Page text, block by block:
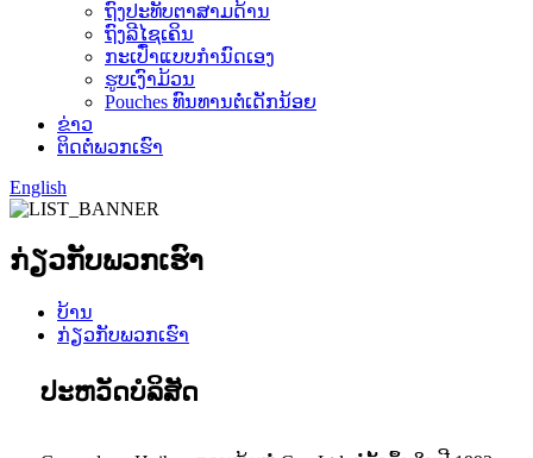
ຖົງປະທັບຕາສາມດ້ານ
ຖົງລີໄຊເຄິນ
ກະເປົ໋າແບບກຳນົດເອງ
ຮູບເງົາມ້ວນ
Pouches ທົນທານຕໍ່ເດັກນ້ອຍ
ຂ່າວ
ຕິດ​ຕໍ່​ພວກ​ເຮົາ
English
ກ່ຽວ​ກັບ​ພວກ​ເຮົາ
ບ້ານ
ກ່ຽວ​ກັບ​ພວກ​ເຮົາ
ປະ​ຫວັດ​ບໍ​ລິ​ສັດ